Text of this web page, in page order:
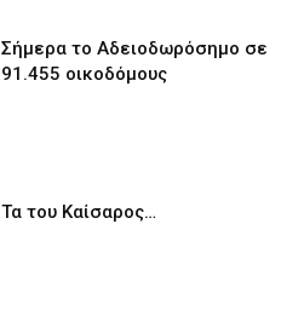
Σήμερα το Αδειοδωρόσημο σε
91.455 οικοδόμους
Τα του Καίσαρος…